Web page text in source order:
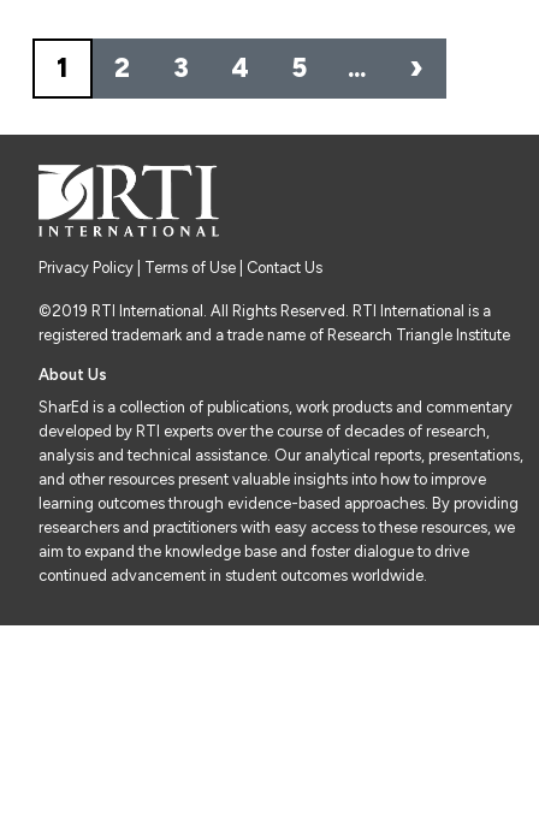
Pagination
1 2 3 4 5 … ›
Privacy Policy Terms of Use | Contact Us
©2019 RTI International. All Rights Reserved. RTI International is a
registered trademark and a trade name of Research Triangle Institute
About Us
SharEd is a collection of publications, work products and commentary
developed by RTI experts over the course of decades of research,
analysis and technical assistance. Our analytical reports, presentations,
and other resources present valuable insights into how to improve
learning outcomes through evidence-based approaches. By providing
researchers and practitioners with easy access to these resources, we
aim to expand the knowledge base and foster dialogue to drive
continued advancement in student outcomes worldwide.